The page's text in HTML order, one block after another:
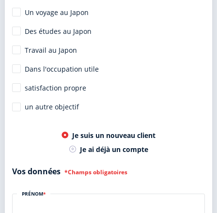
Un voyage au Japon
Des études au Japon
Travail au Japon
Dans l'occupation utile
satisfaction propre
un autre objectif
Je suis un nouveau client
Je ai déjà un compte
Vos données *Champs obligatoires
PRÉNOM*